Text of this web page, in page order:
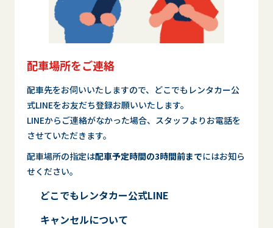
配車場所をご連絡
配車先をお伺いいたしますので、どこでもレンタカー公
式LINEをお友だち登録お願いいたします。
LINEからご連絡がなかった場合、スタッフよりお電話を
させていただきます。
配車場所の指定は配車予定時間の3時間前までにはお知ら
せください。
どこでもレンタカー公式LINE
キャンセルについて